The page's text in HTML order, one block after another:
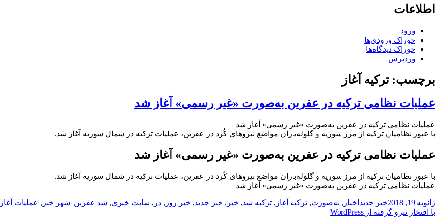
اطلاعات
ورود
خوراک ورودی‌ها
خوراک دیدگاه‌ها
وردپرس
برچسب: ترکیه آغاز
عملیات نظامی ترکیه در عفرین به‌صورت «غیر رسمی» آغاز شد
عملیات نظامی ترکیه در عفرین به‌صورت «غیر رسمی» آغاز شد
با عبور نظامیان ترکیه از مرز سوریه و گلوله‌باران مواضع نیروهای کُرد در عفرین، عملیات ترکیه در شمال سوریه آغاز شد.
عملیات نظامی ترکیه در عفرین به‌صورت «غیر رسمی» آغاز شد
با عبور نظامیان ترکیه از مرز سوریه و گلوله‌باران مواضع نیروهای کُرد در عفرین، عملیات ترکیه در شمال سوریه آغاز شد.
عملیات نظامی ترکیه در عفرین به‌صورت «غیر رسمی» آغاز شد
ارسال
شده
ژانویه 19, 2018 نویسنده
دسته‌ها
خبر جدیدبرچسب‌ها
اخبار , به‌صورت, ترکیه آغاز , ترکیه شد, خبر , خبر جدید, خبر روز , در , سایت خبری, شد عفرین, شهر خبر , عملیات آغاز
با افتخار نیرو گرفته از WordPress